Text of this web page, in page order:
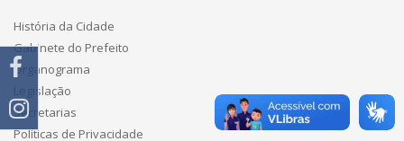
História da Cidade
Gabinete do Prefeito
Organograma
Legislação
Secretarias
Políticas de Privacidade